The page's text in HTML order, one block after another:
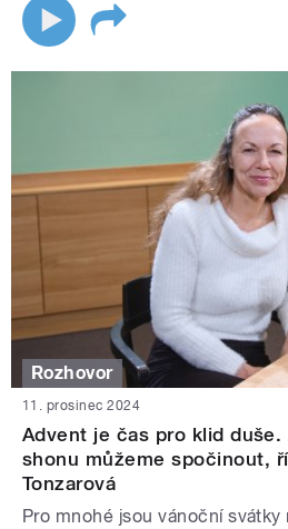
Rozhovor
11. prosinec 2024
Advent je čas pro klid duše.
shonu můžeme spočinout,
Tonzarová
Pro mnohé jsou vánoční svátky